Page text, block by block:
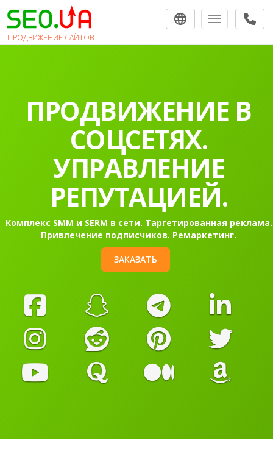
ПРОДВИЖЕНИЕ САЙТОВ
Toggle
ПРОДВИЖЕНИЕ В
СОЦСЕТЯХ.
УПРАВЛЕНИЕ
РЕПУТАЦИЕЙ.
Комплекс SMM и SERM в сети. Таргетированная реклама.
Привлечение подписчиков. Ремаркетинг.
ЗАКАЗАТЬ